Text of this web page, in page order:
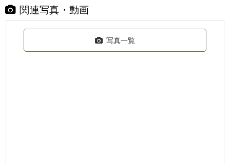
関連写真・動画
写真一覧